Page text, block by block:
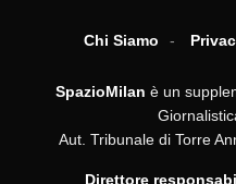
Chi Siamo
SpazioMilan è un
Aut. Tribunale di Torre
Direttore